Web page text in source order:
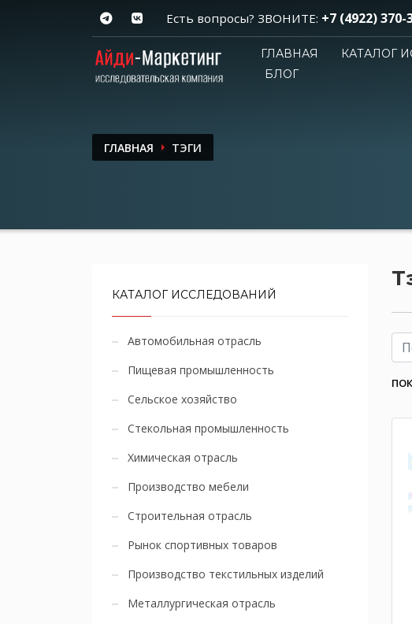
Есть вопросы? ЗВОНИТЕ: +7 (4922) 370-
ГЛАВНАЯ КАТАЛОГ
БЛОГ
ГЛАВНАЯ ТЭГИ
КАТАЛОГ ИССЛЕДОВАНИЙ
Автомобильная отрасль
Пищевая промышленность
Сельское хозяйство
Стекольная промышленность
Химическая отрасль
Производство мебели
Строительная отрасль
Рынок спортивных товаров
Производство текстильных изделий
Металлургическая отрасль